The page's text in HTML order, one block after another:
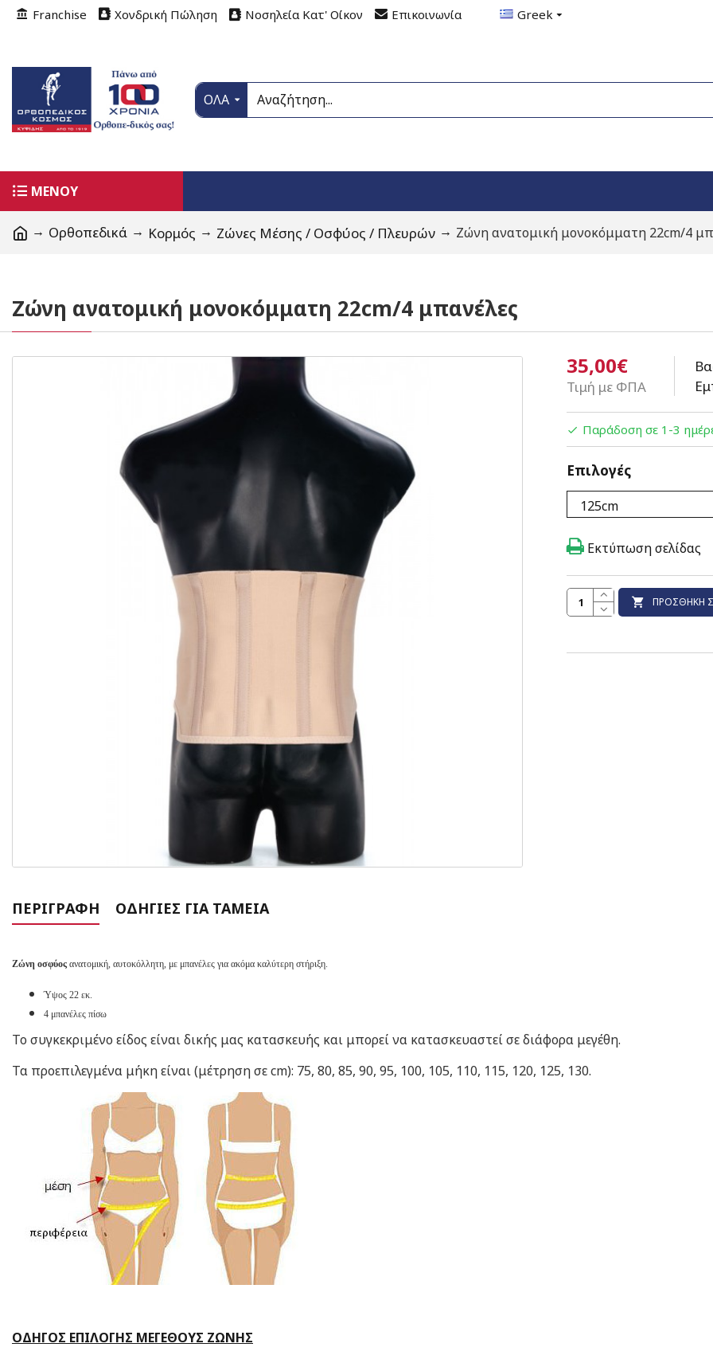
Franchise Χονδρική Πώληση Νοσηλεία Κατ' Οίκον Επικοινωνία Greek
ΟΛΑ
ΜΕΝΟΥ
Ορθοπεδικά Κορμός Ζώνες Μέσης / Οσφύος / Πλευρών Ζώνη ανατομική μονοκόμματη 22cm/4
Ζώνη ανατομική μονοκόμματη 22cm/4 μπανέλες
35,00€
Τιμή με ΦΠΑ
Παράδοση σε 1-3
Επιλογές
ΠΡΟΣΘΉΚΗ
Εκτύπωση σελίδας
ΠΕΡΙΓΡΑΦΉ ΟΔΗΓΊΕΣ ΓΙΑ ΤΑΜΕΊΑ
Ζώνη οσφύος ανατομική, αυτοκόλλητη, με μπανέλες για ακόμα καλύτερη στήριξη.
Ύψος 22 εκ.
4 μπανέλες πίσω
Το συγκεκριμένο είδος είναι δικής μας κατασκευής και μπορεί να κατασκευαστεί σε διάφορα μεγέθη.
Τα προεπιλεγμένα μήκη είναι (μέτρηση σε cm): 75, 80, 85, 90, 95, 100, 105, 110, 115, 120, 125, 130.
ΟΔΗΓΟΣ ΕΠΙΛΟΓΗΣ ΜΕΓΕΘΟΥΣ ΖΩΝΗΣ